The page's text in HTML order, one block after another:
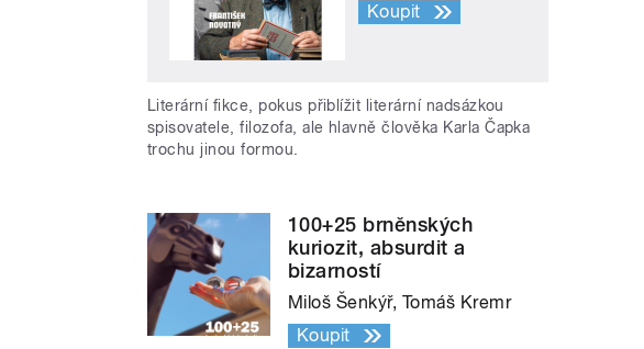
Koupit
Literární fikce, pokus přiblížit literární nadsázkou
spisovatele, filozofa, ale hlavně člověka Karla Čapka
trochu jinou formou.
100+25 brněnských
kuriozit, absurdit a
bizarností
Miloš Šenkýř, Tomáš Kremr
Koupit